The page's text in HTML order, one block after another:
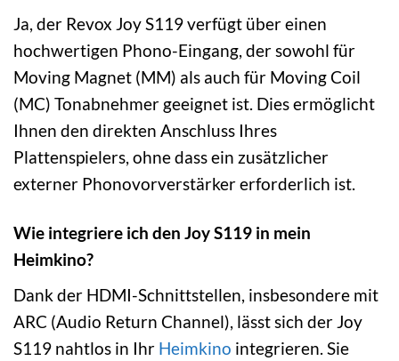
Ja, der Revox Joy S119 verfügt über einen
hochwertigen Phono-Eingang, der sowohl für
Moving Magnet (MM) als auch für Moving Coil
(MC) Tonabnehmer geeignet ist. Dies ermöglicht
Ihnen den direkten Anschluss Ihres
Plattenspielers, ohne dass ein zusätzlicher
externer Phonovorverstärker erforderlich ist.
Wie integriere ich den Joy S119 in mein
Heimkino?
Dank der HDMI-Schnittstellen, insbesondere mit
ARC (Audio Return Channel), lässt sich der Joy
S119 nahtlos in Ihr Heimkino integrieren. Sie